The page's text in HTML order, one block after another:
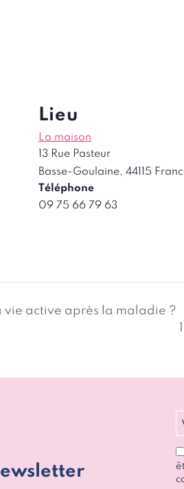
Lieu
La maison
13 Rue Pasteur
Basse-Goulaine, 44115
Téléphone
09 75 66 79 63
vie active après la maladie ?